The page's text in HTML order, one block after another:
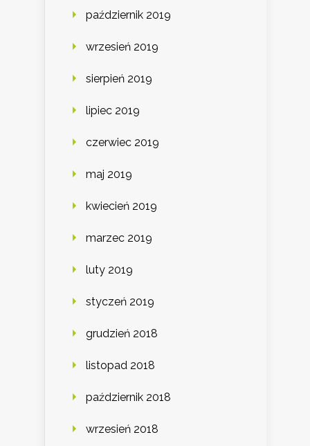
październik 2019
wrzesień 2019
sierpień 2019
lipiec 2019
czerwiec 2019
maj 2019
kwiecień 2019
marzec 2019
luty 2019
styczeń 2019
grudzień 2018
listopad 2018
październik 2018
wrzesień 2018